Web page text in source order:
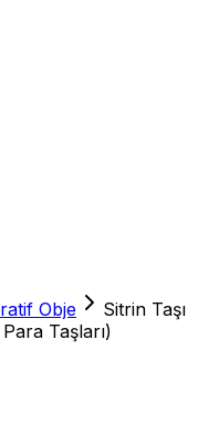
Obje
Sitrin Taşı
Taşları)